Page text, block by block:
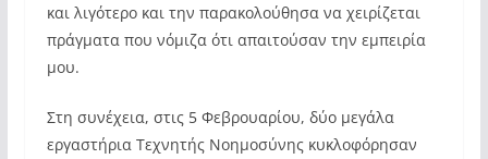
και λιγότερο και την παρακολούθησα να χειρίζεται
πράγματα που νόμιζα ότι απαιτούσαν την εμπειρία
μου.
Στη συνέχεια, στις 5 Φεβρουαρίου, δύο μεγάλα
εργαστήρια Τεχνητής Νοημοσύνης κυκλοφόρησαν